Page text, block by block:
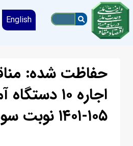
English
حفاظت شده:
اجاره ۱۰
۱۰۵-۱۴۰۱ نوبت سوم